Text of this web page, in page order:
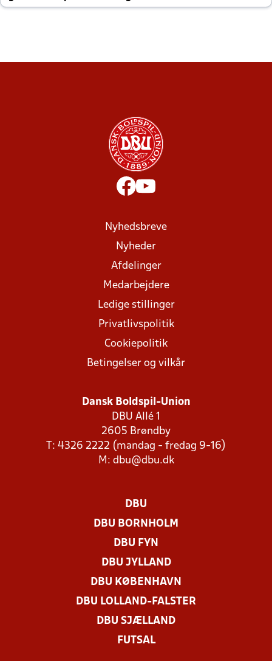
altid til efter kampe?
Nyhedsbreve
Nyheder
Afdelinger
Medarbejdere
Ledige stillinger
Privatlivspolitik
Cookiepolitik
Betingelser og vilkår
Dansk Boldspil-Union
DBU Allé 1
2605 Brøndby
T: 4326 2222 (mandag - fredag 9-16)
M: dbu@dbu.dk
DBU
DBU BORNHOLM
DBU FYN
DBU JYLLAND
DBU KØBENHAVN
DBU LOLLAND-FALSTER
DBU SJÆLLAND
FUTSAL